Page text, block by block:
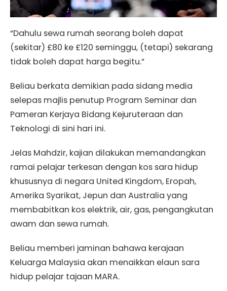
“Dahulu sewa rumah seorang boleh dapat
(sekitar) £80 ke £120 seminggu, (tetapi) sekarang
tidak boleh dapat harga begitu.”
Beliau berkata demikian pada sidang media
selepas majlis penutup Program Seminar dan
Pameran Kerjaya Bidang Kejuruteraan dan
Teknologi di sini hari ini.
Jelas Mahdzir, kajian dilakukan memandangkan
ramai pelajar terkesan dengan kos sara hidup
khususnya di negara United Kingdom, Eropah,
Amerika Syarikat, Jepun dan Australia yang
membabitkan kos elektrik, air, gas, pengangkutan
awam dan sewa rumah.
Beliau memberi jaminan bahawa kerajaan
Keluarga Malaysia akan menaikkan elaun sara
hidup pelajar tajaan MARA.